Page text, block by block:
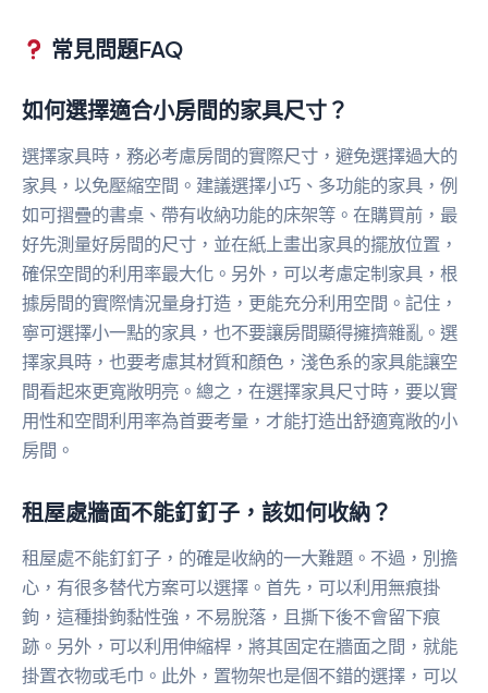
常見問題FAQ
如何選擇適合小房間的家具尺寸？
選擇家具時，務必考慮房間的實際尺寸，避免選擇過大的
家具，以免壓縮空間。建議選擇小巧、多功能的家具，例
如可摺疊的書桌、帶有收納功能的床架等。在購買前，最
好先測量好房間的尺寸，並在紙上畫出家具的擺放位置，
確保空間的利用率最大化。另外，可以考慮定制家具，根
據房間的實際情況量身打造，更能充分利用空間。記住，
寧可選擇小一點的家具，也不要讓房間顯得擁擠雜亂。選
擇家具時，也要考慮其材質和顏色，淺色系的家具能讓空
間看起來更寬敞明亮。總之，在選擇家具尺寸時，要以實
用性和空間利用率為首要考量，才能打造出舒適寬敞的小
房間。
租屋處牆面不能釘釘子，該如何收納？
租屋處不能釘釘子，的確是收納的一大難題。不過，別擔
心，有很多替代方案可以選擇。首先，可以利用無痕掛
鉤，這種掛鉤黏性強，不易脫落，且撕下後不會留下痕
跡。另外，可以利用伸縮桿，將其固定在牆面之間，就能
掛置衣物或毛巾。此外，置物架也是個不錯的選擇，可以